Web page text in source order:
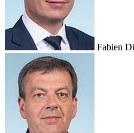
Fabien